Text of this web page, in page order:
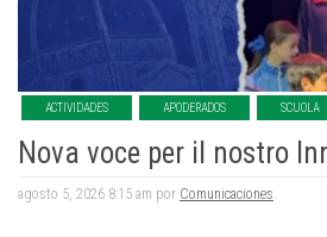
ACTIVIDADES APODERADOS SCUOLA
Nova voce per il nostro
agosto 5, 2026 8:15 am por Comunicaciones.